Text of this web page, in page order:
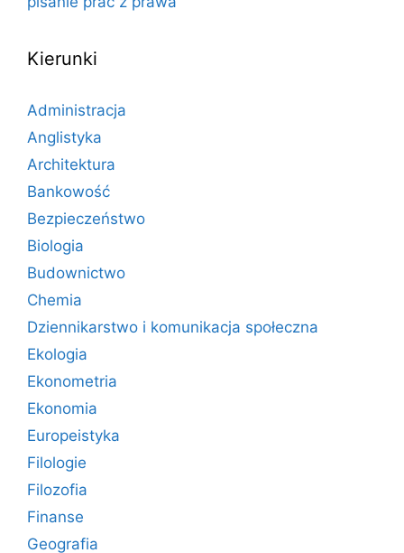
Kierunki
Administracja
Anglistyka
Architektura
Bankowość
Bezpieczeństwo
Biologia
Budownictwo
Chemia
Dziennikarstwo i komunikacja społeczna
Ekologia
Ekonometria
Ekonomia
Europeistyka
Filologie
Filozofia
Finanse
Geografia